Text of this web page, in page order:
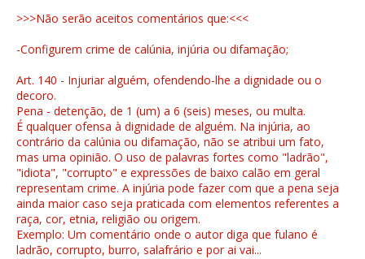
>>>Não serão aceitos comentários que:<<<
-Configurem crime de calúnia, injúria ou difamação;
Art. 140 - Injuriar alguém, ofendendo-lhe a dignidade ou o
decoro.
Pena - detenção, de 1 (um) a 6 (seis) meses, ou multa.
É qualquer ofensa à dignidade de alguém. Na injúria, ao
contrário da calúnia ou difamação, não se atribui um fato,
mas uma opinião. O uso de palavras fortes como "ladrão",
"idiota", "corrupto" e expressões de baixo calão em geral
representam crime. A injúria pode fazer com que a pena seja
ainda maior caso seja praticada com elementos referentes a
raça, cor, etnia, religião ou origem.
Exemplo: Um comentário onde o autor diga que fulano é
ladrão, corrupto, burro, salafrário e por ai vai...